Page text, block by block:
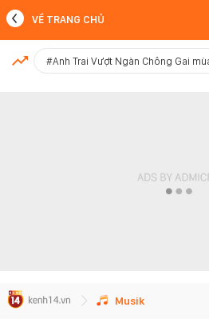
MỚI NHẤT
VỀ TRANG CHỦ
#Anh Trai Vượt Ngàn Chông Gai
Musik